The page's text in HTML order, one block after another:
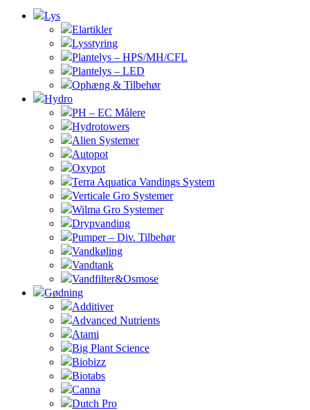
Lys
Elartikler
Lysstyring
Plantelys – HPS/MH/CFL
Plantelys – LED
Ophæng & Tilbehør
Hydro
PH – EC Målere
Hydrotowers
Alien Systemer
Autopot
Oxypot
Terra Aquatica Vandings System
Verticale Gro Systemer
Wilma Gro Systemer
Drypvanding
Pumper – Div. Tilbehør
Vandkøling
Vandtank
Vandfilter&Osmose
Gødning
Additiver
Advanced Nutrients
Atami
Big Plant Science
Biobizz
Biotabs
Canna
Dutch Pro